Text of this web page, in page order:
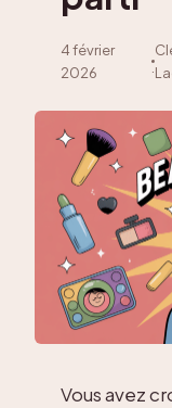
4 février
2026
·
Vous avez